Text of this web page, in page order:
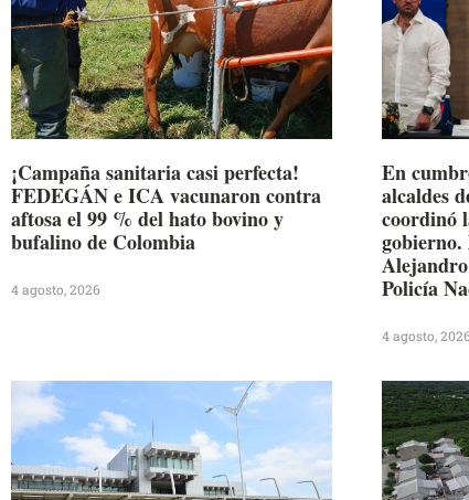
¡Campaña sanitaria casi perfecta!
FEDEGÁN e ICA vacunaron contra
aftosa el 99 % del hato bovino y
bufalino de Colombia
4 agosto, 2026
En
alcaldes
coordinó
gobierno.
Policía
4 agosto, 2026